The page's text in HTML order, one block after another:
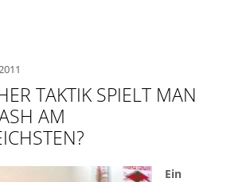
TAKTIK SPIELT MAN
AM
Ein